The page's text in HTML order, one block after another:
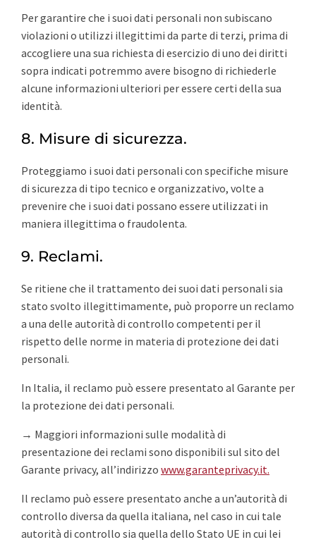
Per garantire che i suoi dati personali non subiscano
violazioni o utilizzi illegittimi da parte di terzi, prima di
accogliere una sua richiesta di esercizio di uno dei diritti
sopra indicati potremmo avere bisogno di richiederle
alcune informazioni ulteriori per essere certi della sua
identità.
8. Misure di sicurezza.
Proteggiamo i suoi dati personali con specifiche misure
di sicurezza di tipo tecnico e organizzativo, volte a
prevenire che i suoi dati possano essere utilizzati in
maniera illegittima o fraudolenta.
9. Reclami.
Se ritiene che il trattamento dei suoi dati personali sia
stato svolto illegittimamente, può proporre un reclamo
a una delle autorità di controllo competenti per il
rispetto delle norme in materia di protezione dei dati
personali.
In Italia, il reclamo può essere presentato al Garante per
la protezione dei dati personali.
→ Maggiori informazioni sulle modalità di
presentazione dei reclami sono disponibili sul sito del
Garante privacy, all’indirizzo www.garanteprivacy.it.
Il reclamo può essere presentato anche a un’autorità di
controllo diversa da quella italiana, nel caso in cui tale
autorità di controllo sia quella dello Stato UE in cui lei